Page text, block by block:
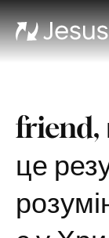
friend,
це